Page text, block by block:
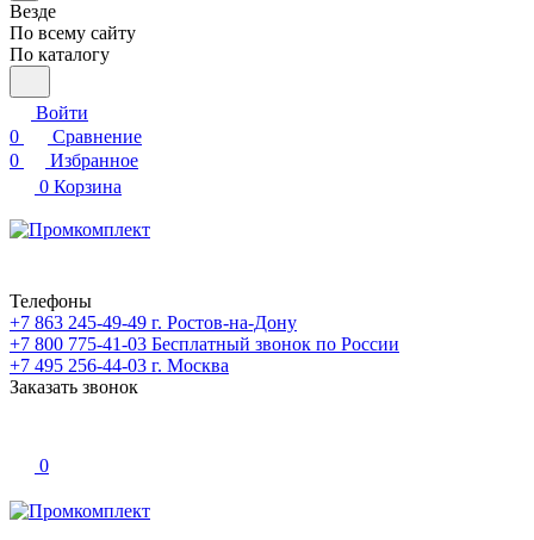
Везде
По всему сайту
По каталогу
Войти
0
Сравнение
0
Избранное
0 Корзина
Телефоны
+7 863 245-49-49 г. Ростов-на-Дону
+7 800 775-41-03 Бесплатный звонок по России
+7 495 256-44-03 г. Москва
Заказать звонок
0